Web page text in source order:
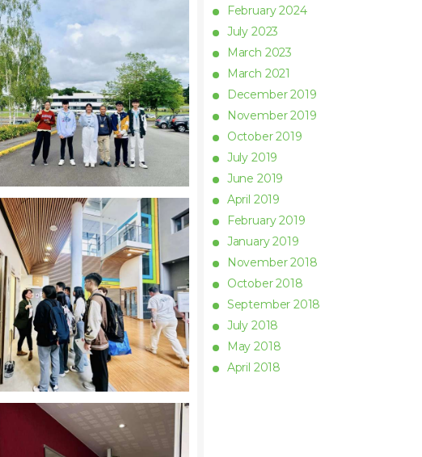
February2024
July 2023
March 2023
March 2021
December2019
November2019
October2019
July 2019
June 2019
April 2019
February2019
January2019
November2018
October2018
September 2018
July 2018
May2018
April 2018